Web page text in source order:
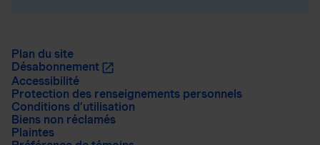
Plan du site
Désabonnement
Accessibilité
Protection des renseignements personnels
Conditions d’utilisation
Biens non réclamés
Plaintes